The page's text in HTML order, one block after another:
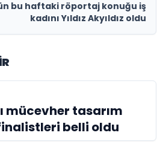
bu haftaki röportaj konuğu iş
kadını Yıldız Akyıldız oldu
mücevher tasarım
belli oldu